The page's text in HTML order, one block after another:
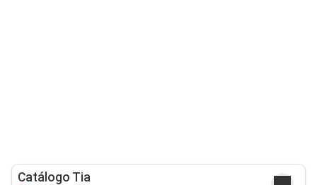
Catálogo Tia